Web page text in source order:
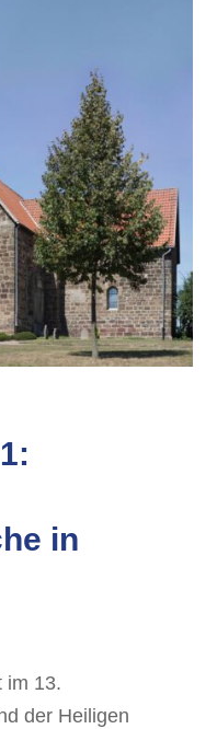
in
im 13.
der Heiligen